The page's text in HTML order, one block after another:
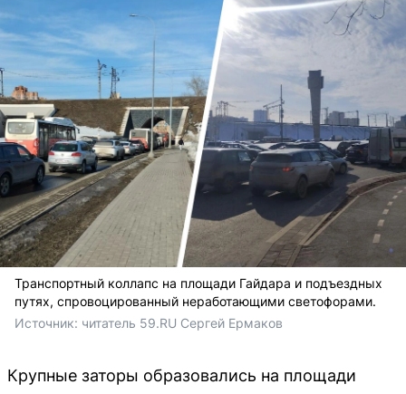
Транспортный коллапс на площади Гайдара и подъездных
путях, спровоцированный неработающими светофорами.
Источник: читатель 59.RU Сергей Ермаков
Крупные заторы образовались на площади